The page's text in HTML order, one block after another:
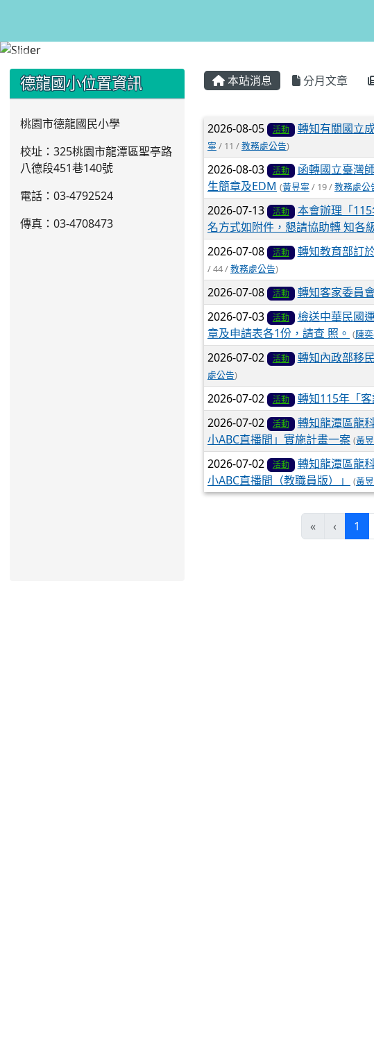
本站消息 分月文章
文章列表
2026-08-05 活動 轉知有關國立
寧 / 11 /教務處公告)
2026-08-03 活動
函轉國立臺灣
生簡章及EDM (黃昱寧 / 19 /教務處公
2026-07-13 活動
本會辦理「
名方式如附件，懇請協助轉 知各
2026-07-08 活動 轉知教育部訂
/ 44 /教務處公告)
2026-07-08 活動 轉知客家委員
2026-07-03 活動
檢送中華民國
章及申請表各1份，請查 照。 (陳
2026-07-02 活動 轉知內政部移
處公告)
2026-07-02 活動 轉知115年「
2026-07-02 活動
轉知龍潭區龍
小ABC直播間」實施計畫一案 (黃
2026-07-02 活動
轉知龍潭區龍
小ABC直播間（教職員版）」
(黃
« ‹ 1
::: 德龍國小位置資訊
桃園市德龍國民小學
校址：325桃園市龍潭區聖亭路
八德段451巷140號
電話：03-4792524
傳真：03-4708473